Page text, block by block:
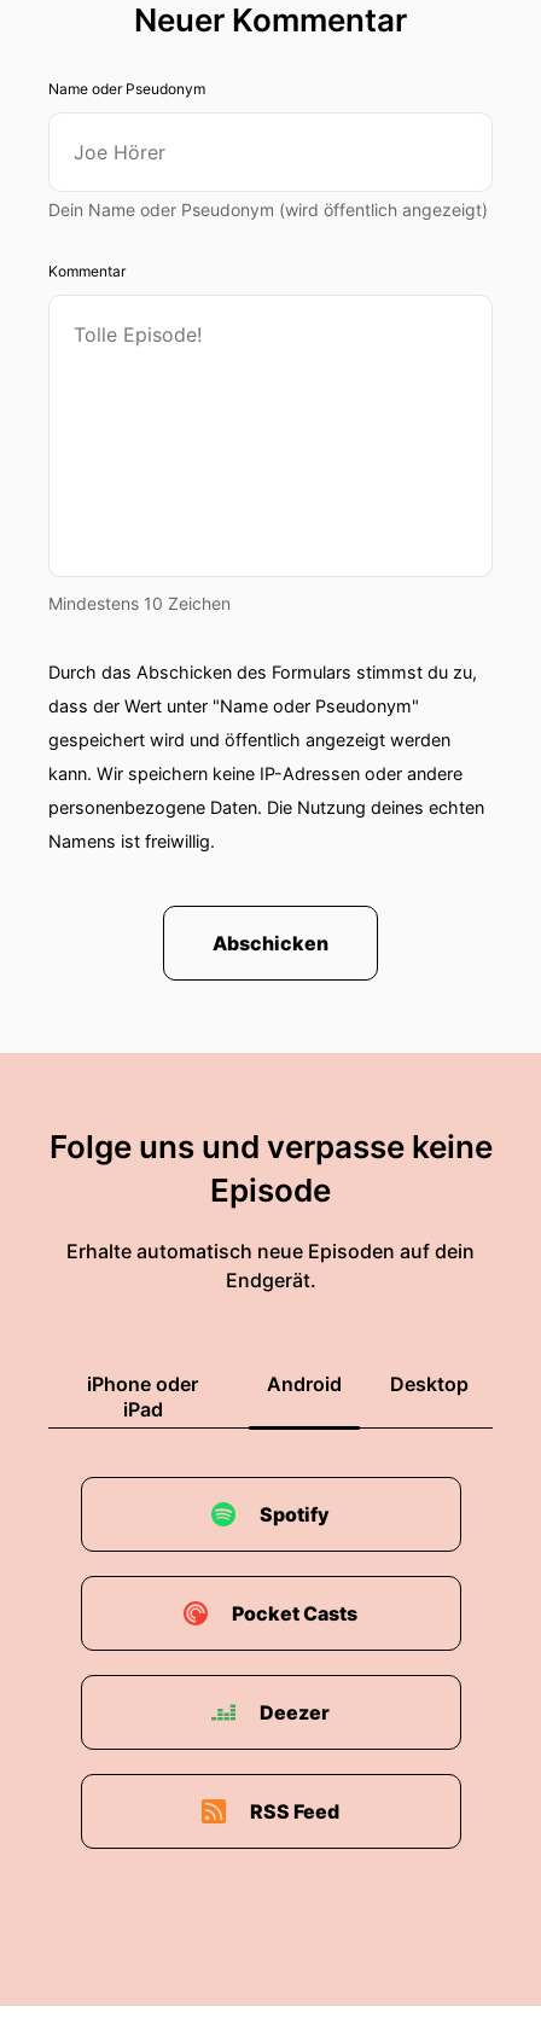
Neuer Kommentar
Name oder Pseudonym
Dein Name oder Pseudonym (wird öffentlich angezeigt)
Kommentar
Mindestens 10 Zeichen
Durch das Abschicken des Formulars stimmst du zu,
dass der Wert unter "Name oder Pseudonym"
gespeichert wird und öffentlich angezeigt werden
kann. Wir speichern keine IP-Adressen oder andere
personenbezogene Daten. Die Nutzung deines echten
Namens ist freiwillig.
Abschicken
Folge uns und verpasse keine
Episode
Erhalte automatisch neue Episoden auf dein
Endgerät.
iPhone oder
iPad
Android Desktop
Spotify
Pocket Casts
Deezer
RSS Feed